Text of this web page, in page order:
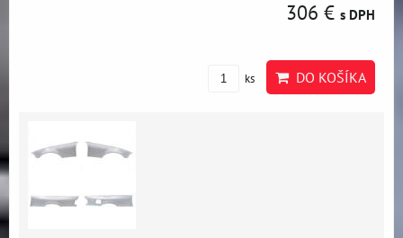
306 € s DPH
ks DO KOŠÍKA